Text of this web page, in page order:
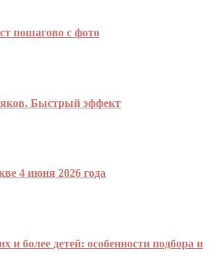
пошагово с фото
Быстрый эффект
4 июня 2026 года
и более детей: особенности подбора и